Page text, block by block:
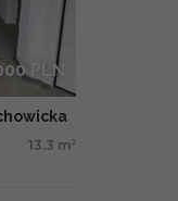
PLN
13.3 m 2